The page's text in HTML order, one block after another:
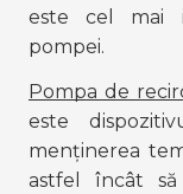
este cel mai
pompei.
Pompa de
este
menținerea
astfel încât